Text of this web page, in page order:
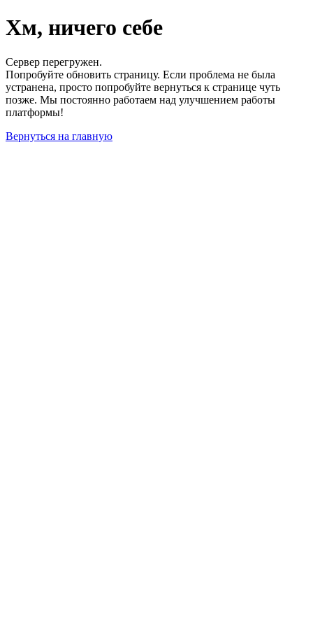
Хм, ничего себе
Сервер перегружен.
Попробуйте обновить страницу. Если проблема не была
устранена, просто попробуйте вернуться к странице чуть
позже. Мы постоянно работаем над улучшением работы
платформы!
Вернуться на главную